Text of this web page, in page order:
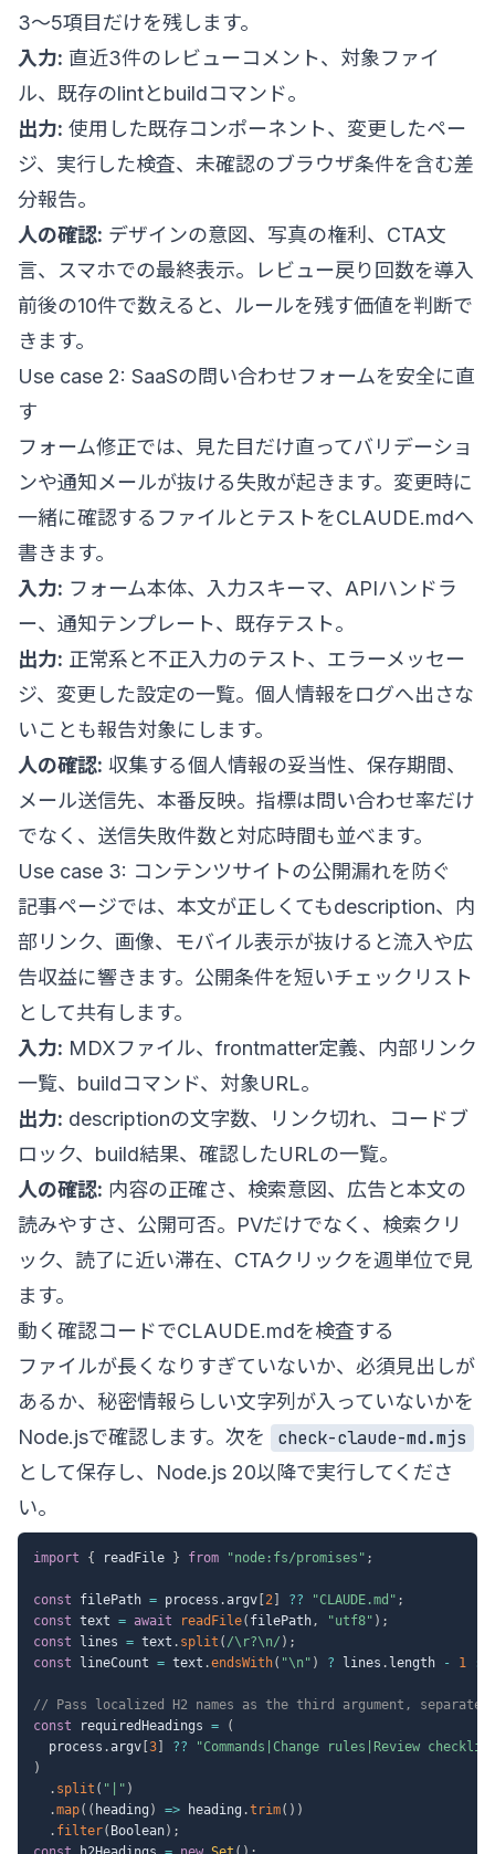
3〜5項目だけを残します。
入力: 直近3件のレビューコメント、対象ファイ
ル、既存のlintとbuildコマンド。
出力: 使用した既存コンポーネント、変更したペー
ジ、実行した検査、未確認のブラウザ条件を含む差
分報告。
人の確認: デザインの意図、写真の権利、CTA文
言、スマホでの最終表示。レビュー戻り回数を導入
前後の10件で数えると、ルールを残す価値を判断で
きます。
Use case 2: SaaSの問い合わせフォームを安全に直
す
フォーム修正では、見た目だけ直ってバリデーショ
ンや通知メールが抜ける失敗が起きます。変更時に
一緒に確認するファイルとテストをCLAUDE.mdへ
書きます。
入力: フォーム本体、入力スキーマ、APIハンドラ
ー、通知テンプレート、既存テスト。
出力: 正常系と不正入力のテスト、エラーメッセー
ジ、変更した設定の一覧。個人情報をログへ出さな
いことも報告対象にします。
人の確認: 収集する個人情報の妥当性、保存期間、
メール送信先、本番反映。指標は問い合わせ率だけ
でなく、送信失敗件数と対応時間も並べます。
Use case 3: コンテンツサイトの公開漏れを防ぐ
記事ページでは、本文が正しくてもdescription、内
部リンク、画像、モバイル表示が抜けると流入や広
告収益に響きます。公開条件を短いチェックリスト
として共有します。
入力: MDXファイル、frontmatter定義、内部リンク
一覧、buildコマンド、対象URL。
出力: descriptionの文字数、リンク切れ、コードブ
ロック、build結果、確認したURLの一覧。
人の確認: 内容の正確さ、検索意図、広告と本文の
読みやすさ、公開可否。PVだけでなく、検索クリ
ック、読了に近い滞在、CTAクリックを週単位で見
ます。
動く確認コードでCLAUDE.mdを検査する
ファイルが長くなりすぎていないか、必須見出しが
あるか、秘密情報らしい文字列が入っていないかを
Node.jsで確認します。次を
check-claude-md.mjs
として保存し、Node.js 20以降で実行してくださ
い。
import { readFile } from "node:fs/promises" ;
const filePath = process .argv 2 ?? "CLAUDE.md" ;
const text = await readFile( filePath, "utf8" ) ;
const lines = text . split ( /\r?\n/ ) ;
const lineCount = text .endsWith( "\n" ) ? lines . length - 1
// Pass localized H2 names as the third argument,
const requiredHeadings =
(
  process
.argv 3 ??
"Commands|Change rules|Review
)
. split ( "|" )
.map( ( heading ) => heading .trim( ) )
. filter( Boolean) ;